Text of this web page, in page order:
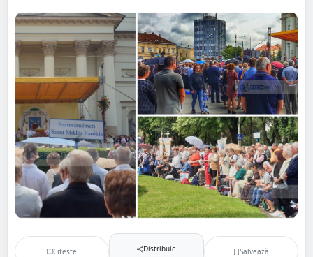
Citește Distribuie Salvează